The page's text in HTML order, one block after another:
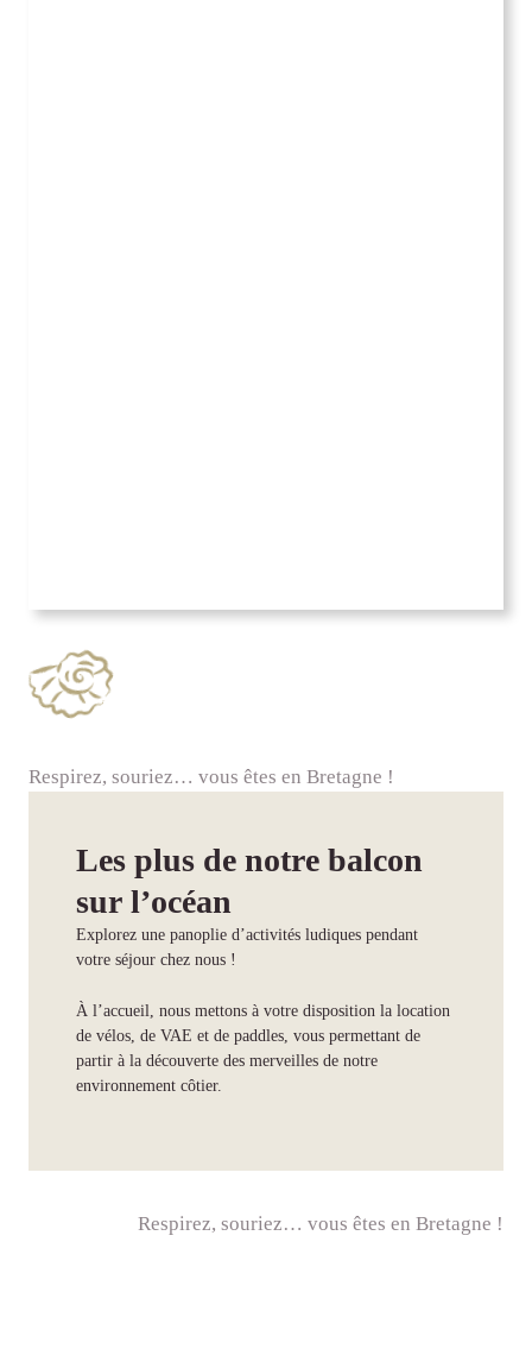
Respirez, souriez… vous êtes en Bretagne !
Les plus de notre balcon
sur l’océan
Explorez une panoplie d’activités ludiques pendant
votre séjour chez nous !
À l’accueil, nous mettons à votre disposition la location
de vélos, de VAE et de paddles, vous permettant de
partir à la découverte des merveilles de notre
environnement côtier.
Respirez, souriez… vous êtes en Bretagne !